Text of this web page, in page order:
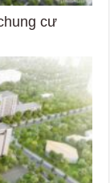
cư